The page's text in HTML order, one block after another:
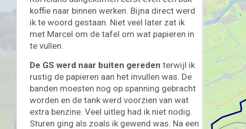
koffie naar binnen werken. Bijna direct werd
ik te woord gestaan. Niet veel later zat ik
met Marcel om de tafel om wat papieren in
te vullen.
De GS werd naar buiten gereden terwijl ik
rustig de papieren aan het invullen was. De
banden moesten nog op spanning gebracht
worden en de tank werd voorzien van wat
extra benzine. Veel uitleg had ik niet nodig.
Sturen ging als zoals ik gewend was. Na een
MOTORRIJDEN MOTORVAKANTIES UITGELICHT
Beneluxtoer voorjaar 2022 – Zaanse
Motor Vrienden
09/05/2022 Sjoerd